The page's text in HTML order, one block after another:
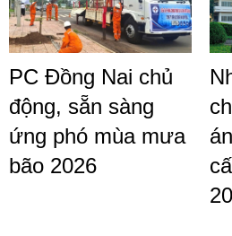
PC Đồng Nai chủ
động, sẵn sàng
ứng phó mùa mưa
bão 2026